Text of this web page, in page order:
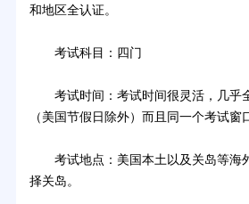
和地区全认证。
考试科目：四门
考试时间：考试时间很灵活，几乎
（美国节假日除外）而且同一个考试窗
考试地点：美国本土以及关岛等海
择关岛。